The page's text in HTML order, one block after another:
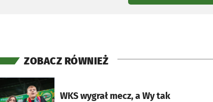
ZOBACZ RÓWNIEŻ
WKS wygrał mecz, a Wy tak
otworzy się w nowej karcie